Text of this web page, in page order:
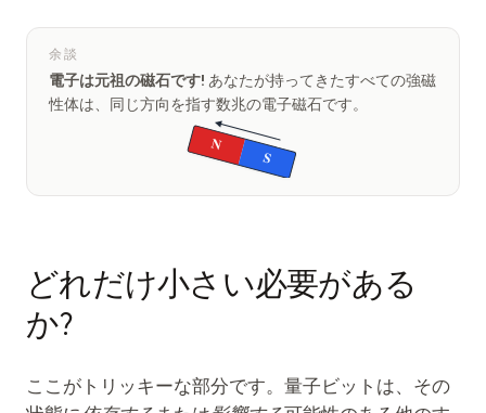
余談
電子は元祖の磁石です! あなたが持ってきたすべての強磁
性体は、同じ方向を指す数兆の電子磁石です。
N
S
どれだけ小さい必要がある
か?
ここがトリッキーな部分です。量子ビットは、その